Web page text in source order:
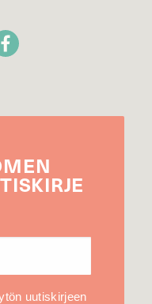
uutiskirjeen